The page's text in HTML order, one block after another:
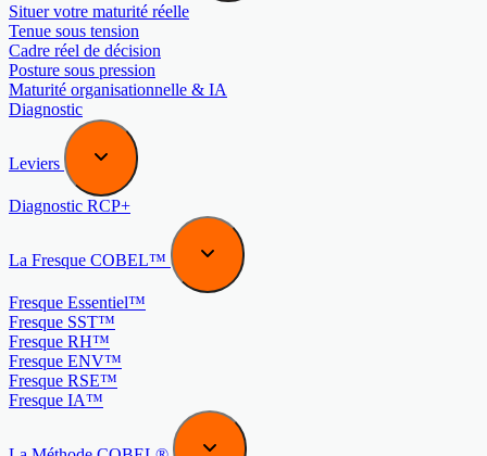
Situer votre maturité réelle
Tenue sous tension
Cadre réel de décision
Posture sous pression
Maturité organisationnelle & IA
Diagnostic
Leviers
Diagnostic RCP+
La Fresque COBEL™
Fresque Essentiel™
Fresque SST™
Fresque RH™
Fresque ENV™
Fresque RSE™
Fresque IA™